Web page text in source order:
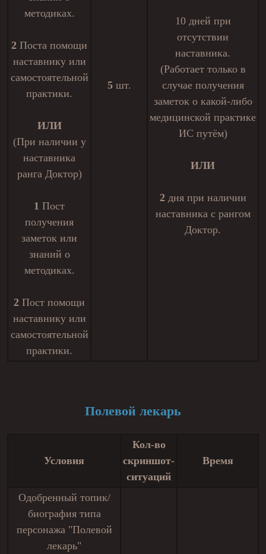
методиках.
2 Поста помощи
наставнику или
самостоятельной
практики.
ИЛИ
(При наличии у
наставника
ранга Доктор)
1 Пост
получения
заметок или
знаний о
методиках.
2 Пост помощи
наставнику или
самостоятельной
практики.
5шт.
10 дней при
отсутствии
наставника.
(Работает только в
случае получения
заметок о какой-либо
медицинской практике
ИС путём)
ИЛИ
2дня при наличии
наставника с рангом
Доктор.
Полевой лекарь
Условия
Кол-во
скриншот-
ситуаций
Время
Одобренный топик/
биография типа
персонажа "Полевой
лекарь"